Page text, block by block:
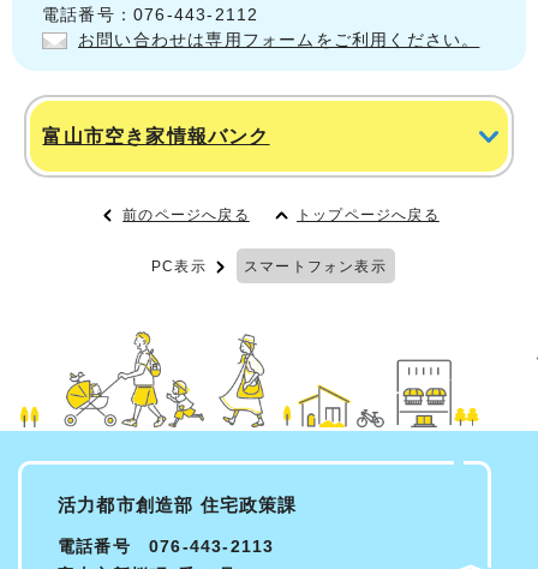
電話番号：076-443-2112
お問い合わせは専用フォームをご利用ください。
富山市空き家情報バンク
前のページへ戻る トップページへ戻る
PC表示 スマートフォン表示
活力都市創造部 住宅政策課
電話番号 076-443-2113